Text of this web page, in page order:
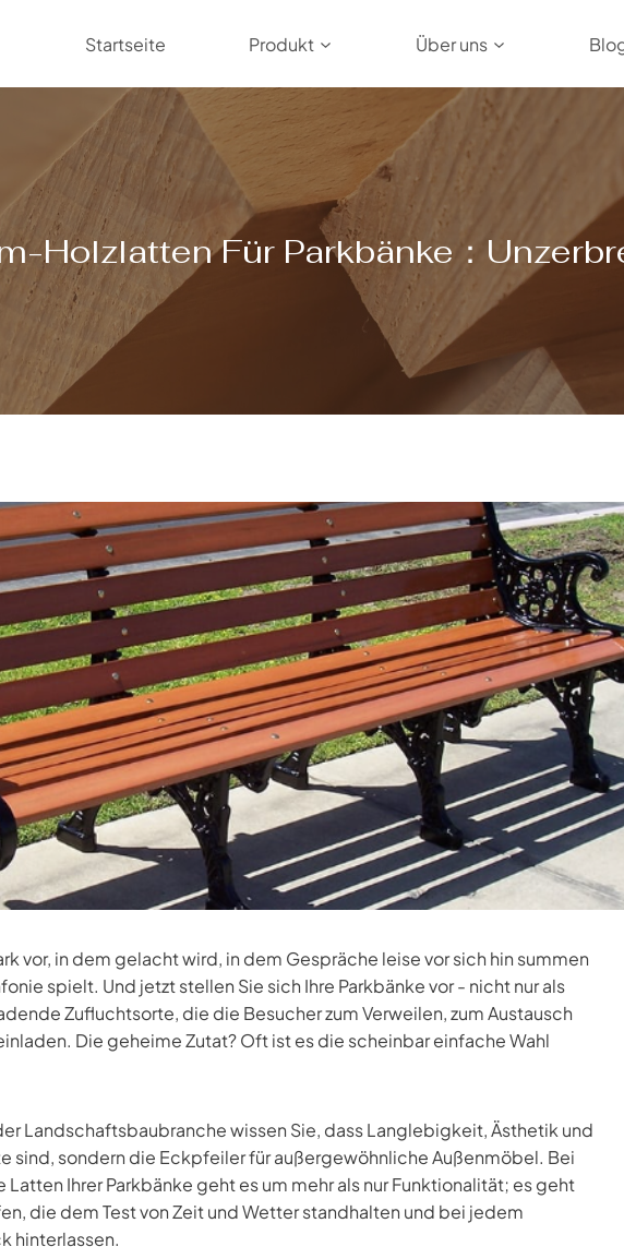
Startseite Produkt Über uns
Holzlatten Für Parkbänke：
vor, in dem gelacht wird, in dem Gespräche leise vor sich hin summen
spielt. Und jetzt stellen Sie sich Ihre Parkbänke vor - nicht nur als
Zufluchtsorte, die die Besucher zum Verweilen, zum Austausch
Die geheime Zutat? Oft ist es die scheinbar einfache Wahl
Landschaftsbaubranche wissen Sie, dass Langlebigkeit, Ästhetik und
sind, sondern die Eckpfeiler für außergewöhnliche Außenmöbel. Bei
Ihrer Parkbänke geht es um mehr als nur Funktionalität; es geht
die dem Test von Zeit und Wetter standhalten und bei jedem
hinterlassen.